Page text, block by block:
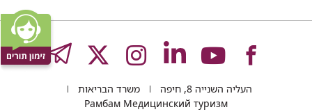
לעמוד
לעמוד
לעמוד
לעמוד
לעמוד
העליה השנייה 8, חיפה
משרד הבריאות
Рамбам Медицинский туризм